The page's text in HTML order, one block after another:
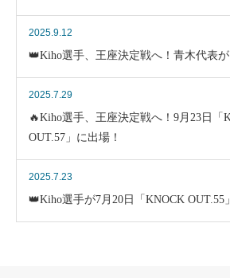
2025.9.12
👑Kiho選手、王座決定戦へ！青木代表
2025.7.29
🔥Kiho選手、王座決定戦へ！9月23日「
OUT.57」に出場！
2025.7.23
👑Kiho選手が7月20日「KNOCK OUT.55